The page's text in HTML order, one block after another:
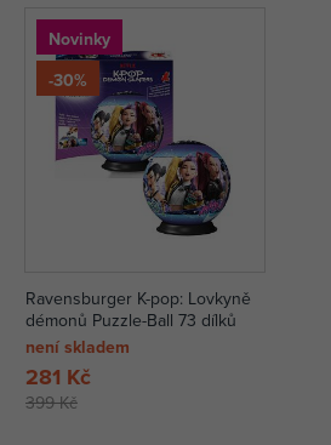
Novinky
-30%
Ravensburger K-pop: Lovkyně
démonů Puzzle-Ball 73 dílků
není skladem
399 Kč
281 Kč